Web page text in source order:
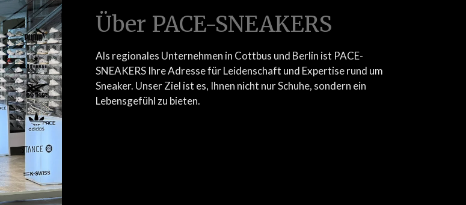
Über PACE-SNEAKERS
Als regionales Unternehmen in Cottbus und Berlin ist PACE-
SNEAKERS Ihre Adresse für Leidenschaft und Expertise rund um
Sneaker. Unser Ziel ist es, Ihnen nicht nur Schuhe, sondern ein
Lebensgefühl zu bieten.